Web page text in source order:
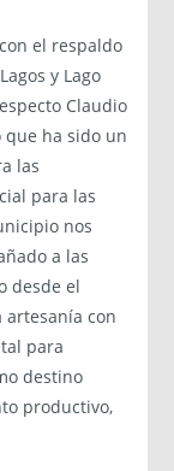
el respaldo
y Lago
Claudio
que ha sido un
las
para las
nos
a las
desde el
con
para
destino
productivo,